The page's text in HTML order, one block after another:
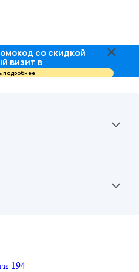
194
со скидкой
визит в
подробнее